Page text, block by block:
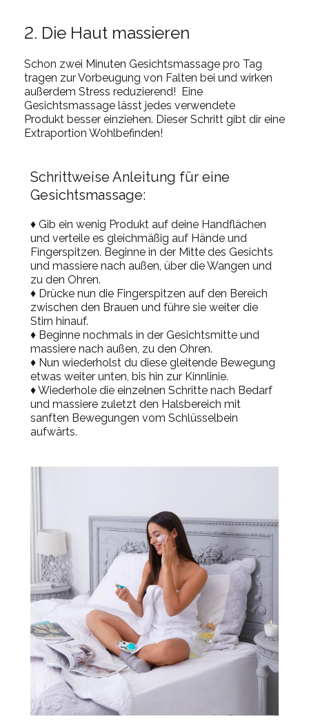
2. Die Haut massieren
Schon zwei Minuten Gesichtsmassage pro Tag
tragen zur Vorbeugung von Falten bei und wirken
außerdem Stress reduzierend! Eine
Gesichtsmassage lässt jedes verwendete
Produkt besser einziehen. Dieser Schritt gibt dir eine
Extraportion Wohlbefinden!
Schrittweise Anleitung für eine
Gesichtsmassage:
♦ Gib ein wenig Produkt auf deine Handflächen
und verteile es gleichmäßig auf Hände und
Fingerspitzen. Beginne in der Mitte des Gesichts
und massiere nach außen, über die Wangen und
zu den Ohren.
♦ Drücke nun die Fingerspitzen auf den Bereich
zwischen den Brauen und führe sie weiter die
Stirn hinauf.
♦ Beginne nochmals in der Gesichtsmitte und
massiere nach außen, zu den Ohren.
♦ Nun wiederholst du diese gleitende Bewegung
etwas weiter unten, bis hin zur Kinnlinie.
♦ Wiederhole die einzelnen Schritte nach Bedarf
und massiere zuletzt den Halsbereich mit
sanften Bewegungen vom Schlüsselbein
aufwärts.